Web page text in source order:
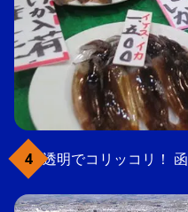
透明でコリッコリ！